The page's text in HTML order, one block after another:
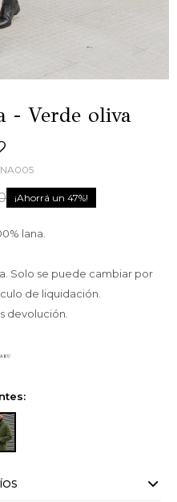
- Verde oliva
47
lana.
Solo se puede cambiar por
de liquidación.
devolución.